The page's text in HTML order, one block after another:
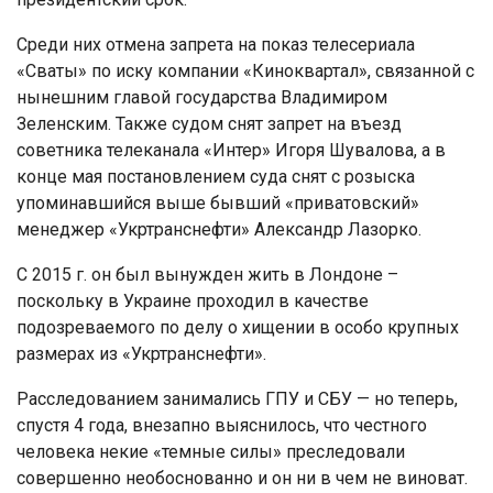
Среди них отмена запрета на показ телесериала
«Сваты» по иску компании «Киноквартал», связанной с
нынешним главой государства Владимиром
Зеленским. Также судом снят запрет на въезд
советника телеканала «Интер» Игоря Шувалова, а в
конце мая постановлением суда снят с розыска
упоминавшийся выше бывший «приватовский»
менеджер «Укртранснефти» Александр Лазорко.
С 2015 г. он был вынужден жить в Лондоне –
поскольку в Украине проходил в качестве
подозреваемого по делу о хищении в особо крупных
размерах из «Укртранснефти».
Расследованием занимались ГПУ и СБУ — но теперь,
спустя 4 года, внезапно выяснилось, что честного
человека некие «темные силы» преследовали
совершенно необоснованно и он ни в чем не виноват.